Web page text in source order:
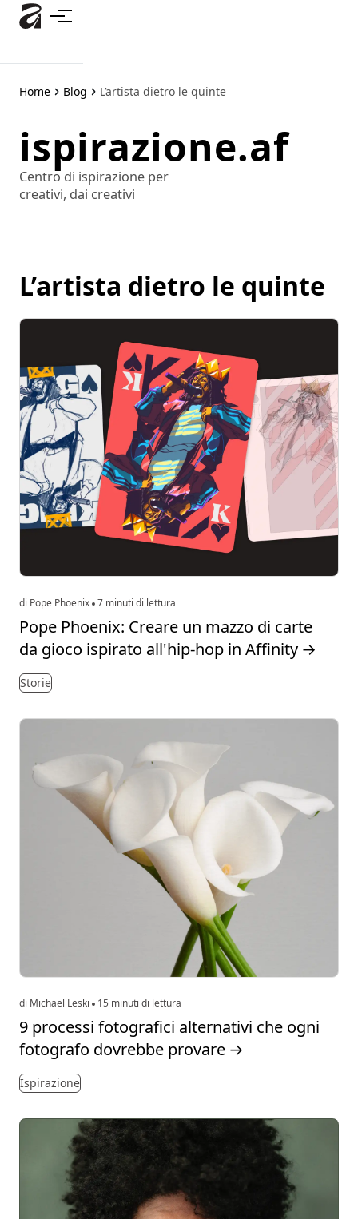
Passa
principale
Home Blog L’artista dietro le quinte
ispirazione.af
Centro di ispirazione per
creativi, dai creativi
L’artista dietro le quinte
di Pope Phoenix 7 minuti di lettura
Pope Phoenix: Creare un mazzo di carte
da gioco ispirato all'hip-hop in Affinity →
Storie
di Michael Leski 15 minuti di lettura
9 processi fotografici alternativi che ogni
fotografo dovrebbe provare →
Ispirazione